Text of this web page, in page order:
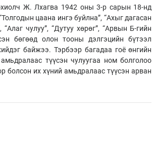
Ж. Лхагва 1942 оны 3-р сарын 18-нд
цаана ингэ буйлна”, “Ахыг дагасан
чулуу”, “Дутуу хөрөг”, “Арвын Б-гийн
бөгөөд олон тооны дэлгэцийн бүтээл
байжээ. Тэрбээр багадаа гоё өнгийн
түүсэн чулуугаа ном болголоо
болсон их хүний амьдралаас түүсэн арван